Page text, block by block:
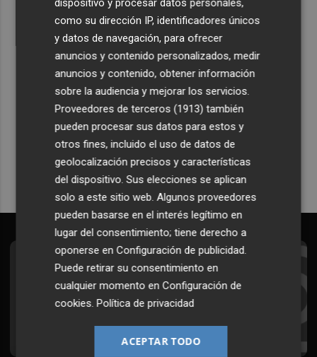
Recibe toda la actualidad de
Plaza Podcast en tu correo
Quiero suscribirme
Suscríbete al Boletín
Todos los días a primera hora en tu email
¡Quiero suscribirme!
dispositivo y procesar datos personales,
como su dirección IP, identificadores únicos
y datos de navegación, para ofrecer
anuncios y contenido personalizados, medir
anuncios y contenido, obtener información
sobre la audiencia y mejorar los servicios.
Proveedores de terceros (1913) también
pueden procesar sus datos para estos y
otros fines, incluido el uso de datos de
geolocalización precisos y características
del dispositivo. Sus elecciones se aplican
solo a este sitio web. Algunos proveedores
pueden basarse en el interés legítimo en
lugar del consentimiento; tiene derecho a
oponerse enConfiguración de publicidad.
Puede retirar su consentimiento en
cualquier momento enConfiguración de
cookies.Política de privacidad
ACEPTAR TODO